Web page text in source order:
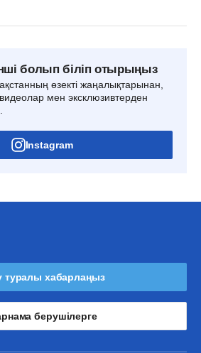
болып біліп отырыңыз
өзекті жаңалықтарынан,
мен эксклюзивтерден
Instagram
туралы хабарлаңыз
берушілерге